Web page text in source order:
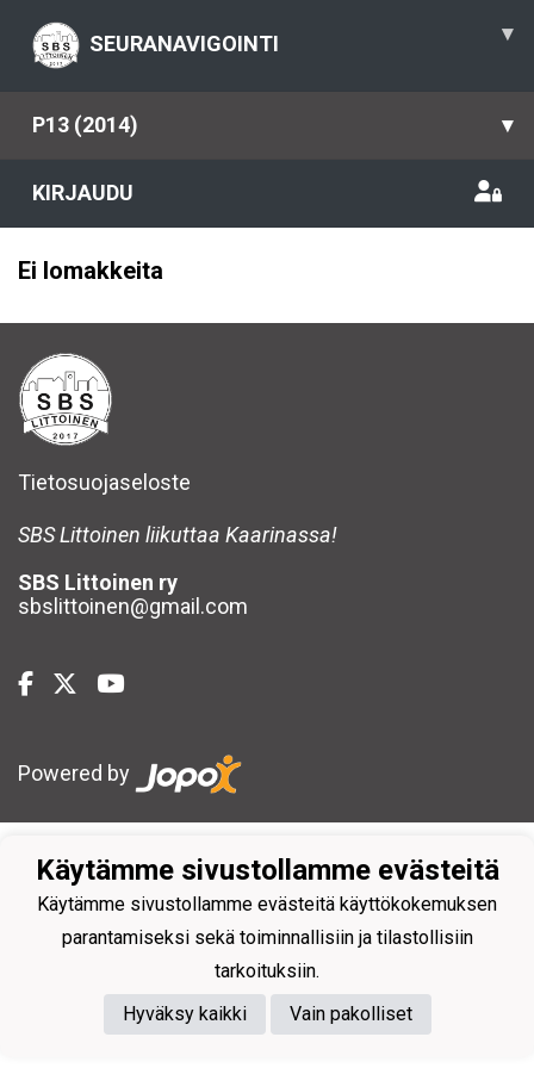
SEURANAVIGOINTI ▾
P13 (2014) ▾
KIRJAUDU
Ei lomakkeita
Tietosuojaseloste
SBS Littoinen liikuttaa Kaarinassa!
SBS Littoinen ry
sbslittoinen@gmail.com
Powered by
Käytämme sivustollamme evästeitä
Käytämme sivustollamme evästeitä käyttökokemuksen
parantamiseksi sekä toiminnallisiin ja tilastollisiin
tarkoituksiin.
Hyväksy kaikki
Vain pakolliset